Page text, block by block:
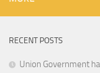
RECENT POSTS
Union Government